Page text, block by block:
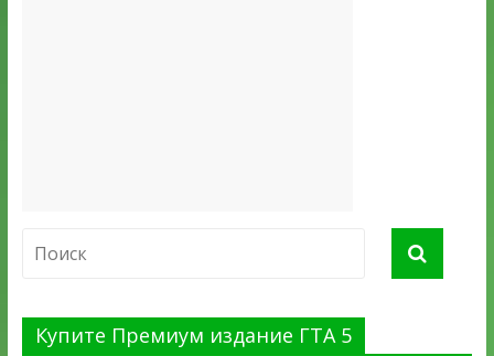
Купите Премиум издание ГТА 5